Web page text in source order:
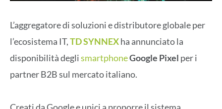
L’aggregatore di soluzioni e distributore globale per
l’ecosistema IT,TD SYNNEXha annunciato la
disponibilità deglismartphoneGoogle Pixel per i
partner B2B sul mercato italiano.